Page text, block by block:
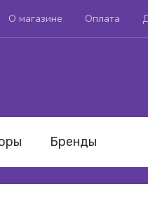
О магазине Оплата
Бренды